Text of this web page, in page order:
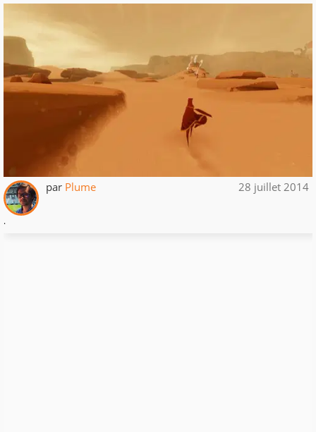
par Plume 28 juillet 2014
.